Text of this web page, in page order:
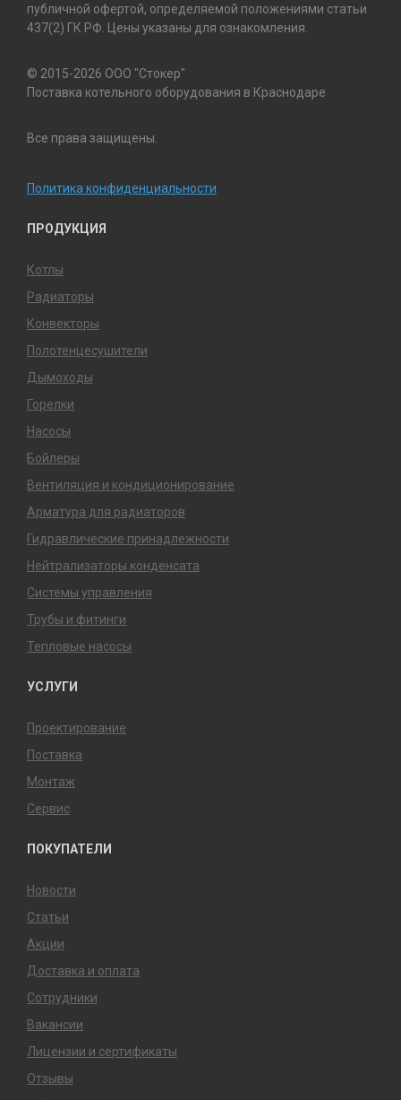
публичной офертой, определяемой положениями статьи
437(2) ГК РФ. Цены указаны для ознакомления.
© 2015-2026 ООО "Стокер"
Поставка котельного оборудования в Краснодаре
Все права защищены.
Политика конфиденциальности
ПРОДУКЦИЯ
Котлы
Радиаторы
Конвекторы
Полотенцесушители
Дымоходы
Горелки
Насосы
Бойлеры
Вентиляция и кондиционирование
Арматура для радиаторов
Гидравлические принадлежности
Нейтрализаторы конденсата
Системы управления
Трубы и фитинги
Тепловые насосы
УСЛУГИ
Проектирование
Поставка
Монтаж
Сервис
ПОКУПАТЕЛИ
Новости
Статьи
Акции
Доставка и оплата
Сотрудники
Вакансии
Лицензии и сертификаты
Отзывы